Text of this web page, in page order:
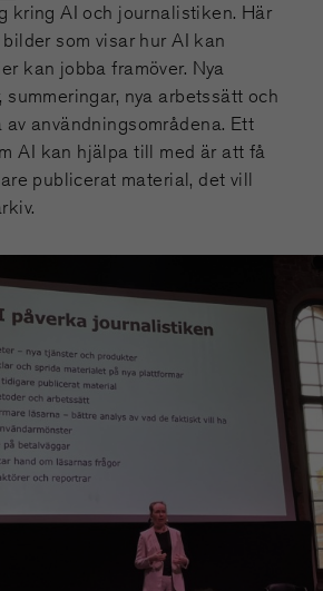
kring AI och journalistiken. Här
som visar hur AI kan
kan jobba framöver. Nya
nya arbetssätt och
av användningsområdena. Ett
AI kan hjälpa till med är att få
publicerat material, det vill